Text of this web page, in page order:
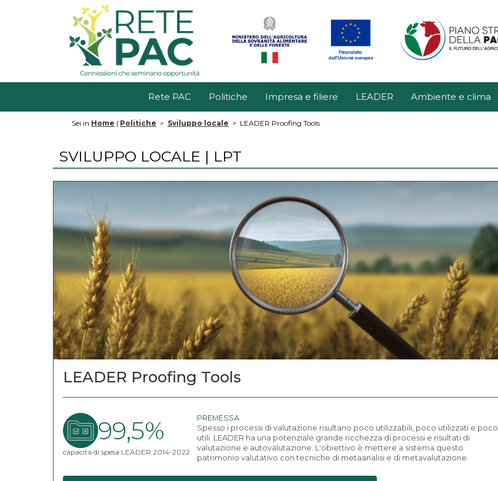
Rete PAC Politiche Impresa e filiere LEADER Ambiente e clima
Sei in Home | Politiche > Sviluppo locale > LEADER Proofing Tools
SVILUPPO LOCALE | LPT
LEADER Proofing Tools
99,5%
capacità di spesa LEADER 2014-2022
PREMESSA
Spesso i processi di valutazione risultano poco utilizzabili, poco utilizzati e poco
utili. LEADER ha una potenziale grande ricchezza di processi e risultati di
valutazione e autovalutazione. L'obiettivo è mettere a sistema questo
patrimonio valutativo con tecniche di metaanalisi e di metavalutazione.